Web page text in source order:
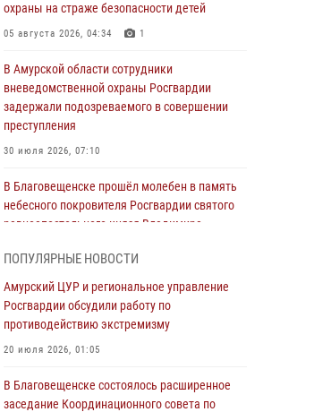
охраны на страже безопасности детей
05 августа 2026, 04:34 1
В Амурской области сотрудники
вневедомственной охраны Росгвардии
задержали подозреваемого в совершении
преступления
30 июля 2026, 07:10
В Благовещенске прошёл молебен в память
небесного покровителя Росгвардии святого
равноапостольного князя Владимира
Более 2,5 миллионов рублей выплачено
амурчанам за оружие сданное на возмездной
основе
28 июля 2026, 02:00
Итоги работы строевых подразделений
вневедомственной охраны Росгвардии
ПОПУЛЯРНЫЕ НОВОСТИ
Амурский ЦУР и региональное управление
Росгвардии обсудили работу по
противодействию экстремизму
20 июля 2026, 01:05
В Благовещенске состоялось расширенное
заседание Координационного совета по